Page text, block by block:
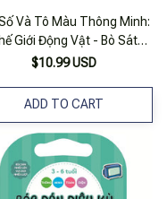
Và Tô Màu Thông Minh:
Giới Động Vật - Bò Sát
(song Ngữ Anh - Việt)
$10.99 USD
ADD TO CART